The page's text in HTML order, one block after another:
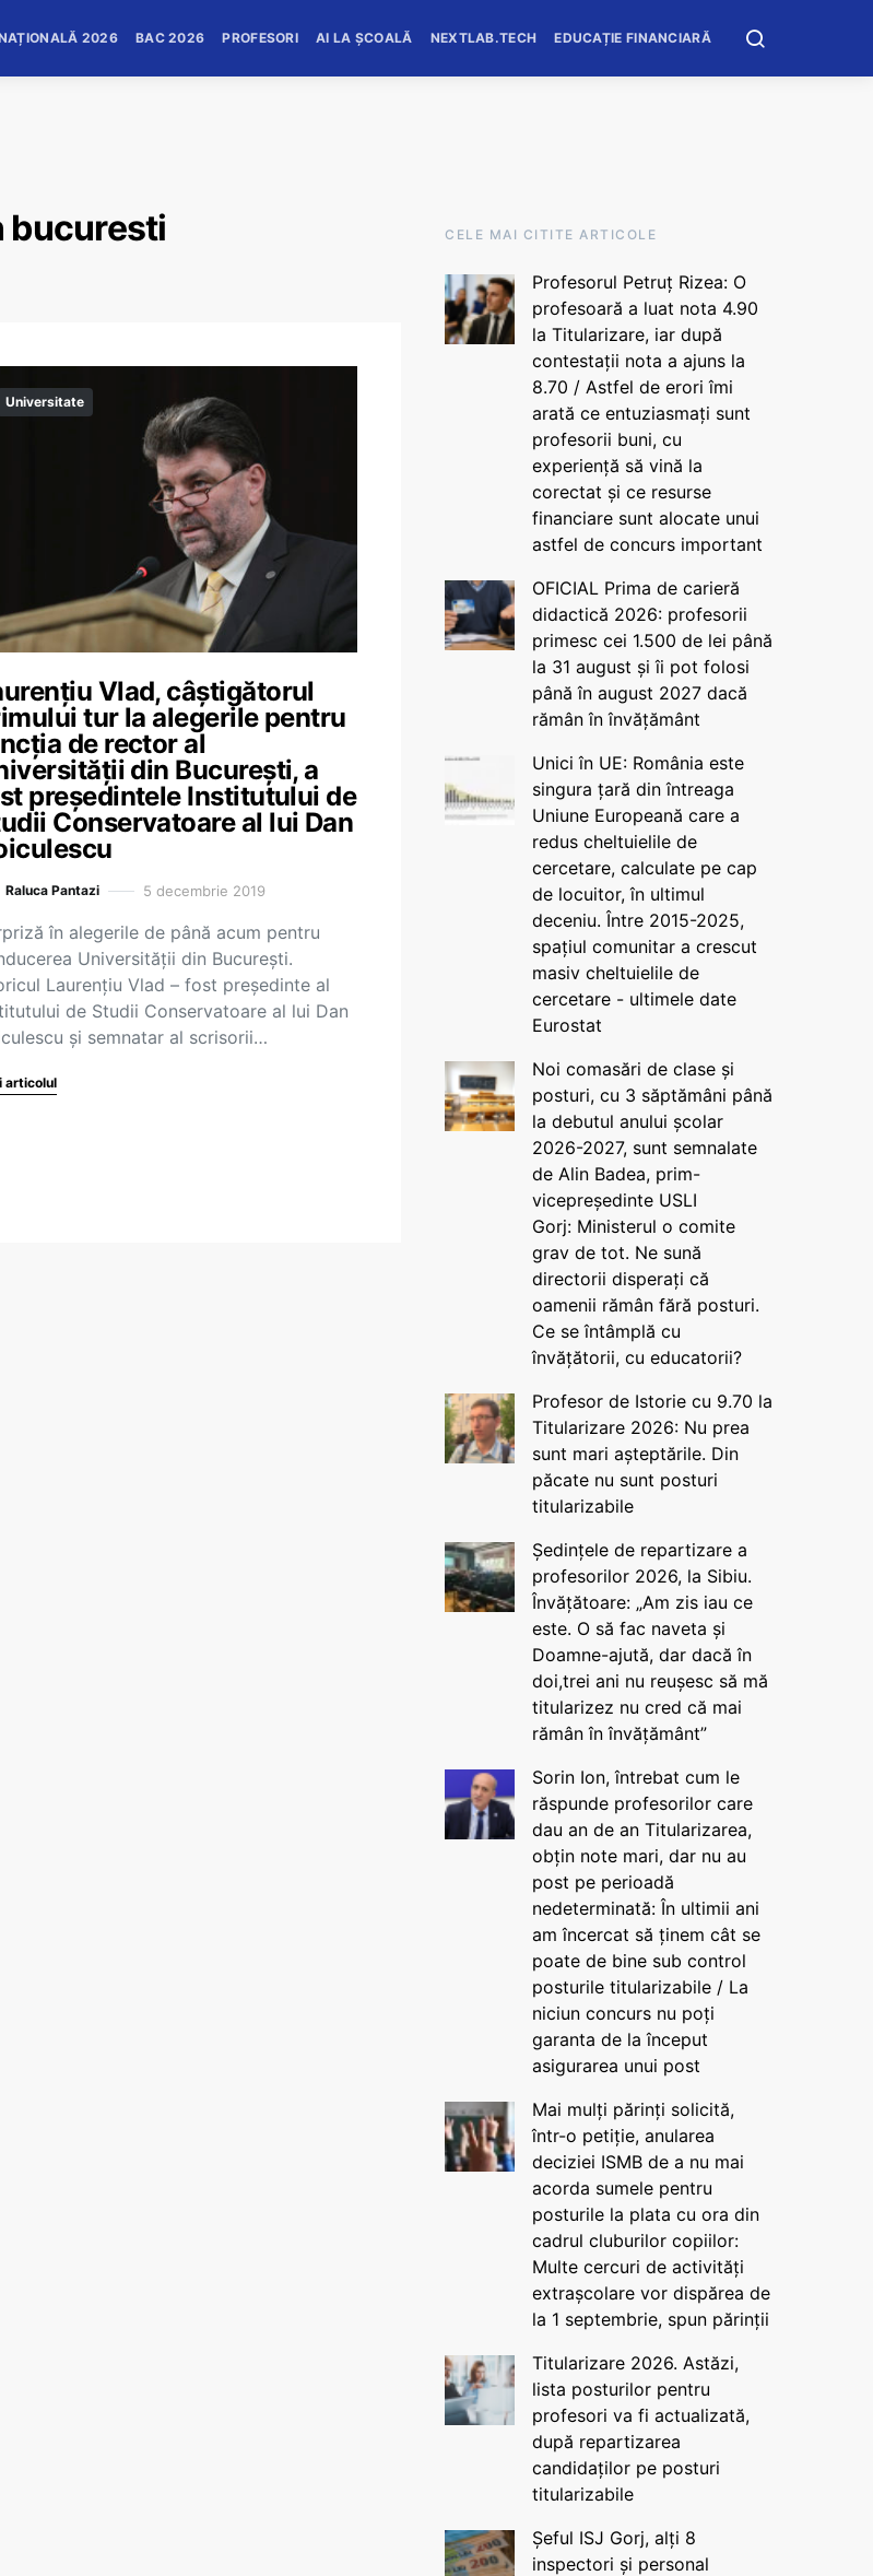
2026 BAC 2026 PROFESORI AI LA ȘCOALĂ NEXTLAB.TECH EDUCAȚIE FINANCIARĂ
bucuresti
Universitate
Vlad, câștigătorul
tur la alegerile pentru
de rector al
din București, a
președintele Institutului de
Conservatoare al lui Dan
Raluca Pantazi 5 decembrie 2019
în alegerile de până acum pentru
Universității din București.
Laurențiu Vlad – fost președinte al
de Studii Conservatoare al lui Dan
și semnatar al scrisorii…
articolul
CELE MAI CITITE ARTICOLE
Profesorul Petruț Rizea: O
profesoară a luat nota 4.90
la Titularizare, iar după
contestații nota a ajuns la
8.70 / Astfel de erori îmi
arată ce entuziasmați sunt
profesorii buni, cu
experiență să vină la
corectat și ce resurse
financiare sunt alocate unui
astfel de concurs important
OFICIAL Prima de carieră
didactică 2026: profesorii
primesc cei 1.500 de lei până
la 31 august și îi pot folosi
până în august 2027 dacă
rămân în învățământ
Unici în UE: România este
singura țară din întreaga
Uniune Europeană care a
redus cheltuielile de
cercetare, calculate pe cap
de locuitor, în ultimul
deceniu. Între 2015-2025,
spațiul comunitar a crescut
masiv cheltuielile de
cercetare - ultimele date
Eurostat
Noi comasări de clase și
posturi, cu 3 săptămâni până
la debutul anului școlar
2026-2027, sunt semnalate
de Alin Badea, prim-
vicepreședinte USLI
Gorj: Ministerul o comite
grav de tot. Ne sună
directorii disperați că
oamenii rămân fără posturi.
Ce se întâmplă cu
învățătorii, cu educatorii?
Profesor de Istorie cu 9.70 la
Titularizare 2026: Nu prea
sunt mari așteptările. Din
păcate nu sunt posturi
titularizabile
Ședințele de repartizare a
profesorilor 2026, la Sibiu.
Învățătoare: „Am zis iau ce
este. O să fac naveta și
Doamne-ajută, dar dacă în
doi,trei ani nu reușesc să mă
titularizez nu cred că mai
rămân în învățământ”
Sorin Ion, întrebat cum le
răspunde profesorilor care
dau an de an Titularizarea,
obțin note mari, dar nu au
post pe perioadă
nedeterminată: În ultimii ani
am încercat să ținem cât se
poate de bine sub control
posturile titularizabile / La
niciun concurs nu poți
garanta de la început
asigurarea unui post
Mai mulți părinți solicită,
într-o petiție, anularea
deciziei ISMB de a nu mai
acorda sumele pentru
posturile la plata cu ora din
cadrul cluburilor copiilor:
Multe cercuri de activități
extrașcolare vor dispărea de
la 1 septembrie, spun părinții
Titularizare 2026. Astăzi,
lista posturilor pentru
profesori va fi actualizată,
după repartizarea
candidaților pe posturi
titularizabile
Șeful ISJ Gorj, alți 8
inspectori și personal